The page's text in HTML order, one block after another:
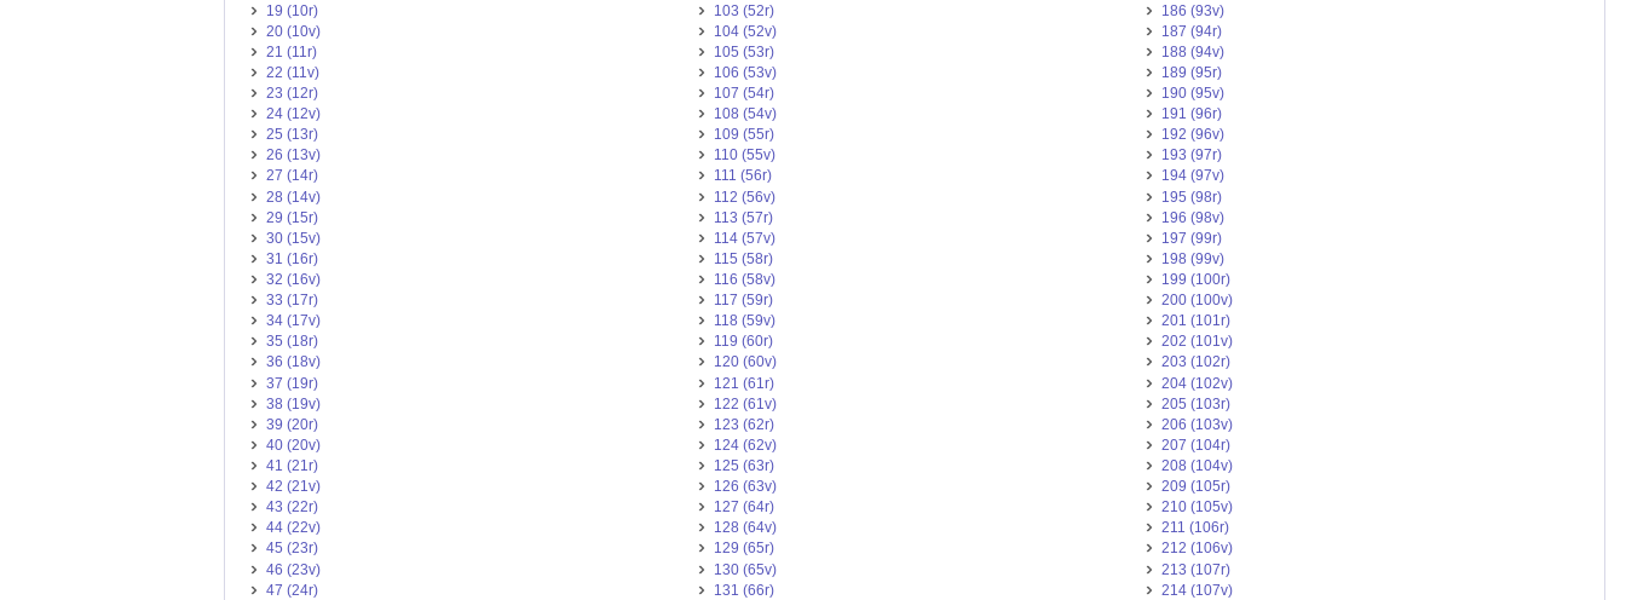
19 (10r)
20 (10v)
21 (11r)
22 (11v)
23 (12r)
24 (12v)
25 (13r)
26 (13v)
27 (14r)
28 (14v)
29 (15r)
30 (15v)
31 (16r)
32 (16v)
33 (17r)
34 (17v)
35 (18r)
36 (18v)
37 (19r)
38 (19v)
39 (20r)
40 (20v)
41 (21r)
42 (21v)
43 (22r)
44 (22v)
45 (23r)
46 (23v)
47 (24r)
103 (52r)
104 (52v)
105 (53r)
106 (53v)
107 (54r)
108 (54v)
109 (55r)
110 (55v)
111 (56r)
112 (56v)
113 (57r)
114 (57v)
115 (58r)
116 (58v)
117 (59r)
118 (59v)
119 (60r)
120 (60v)
121 (61r)
122 (61v)
123 (62r)
124 (62v)
125 (63r)
126 (63v)
127 (64r)
128 (64v)
129 (65r)
130 (65v)
131 (66r)
186 (93v)
187 (94r)
188 (94v)
189 (95r)
190 (95v)
191 (96r)
192 (96v)
193 (97r)
194 (97v)
195 (98r)
196 (98v)
197 (99r)
198 (99v)
199 (100r)
200 (100v)
201 (101r)
202 (101v)
203 (102r)
204 (102v)
205 (103r)
206 (103v)
207 (104r)
208 (104v)
209 (105r)
210 (105v)
211 (106r)
212 (106v)
213 (107r)
214 (107v)